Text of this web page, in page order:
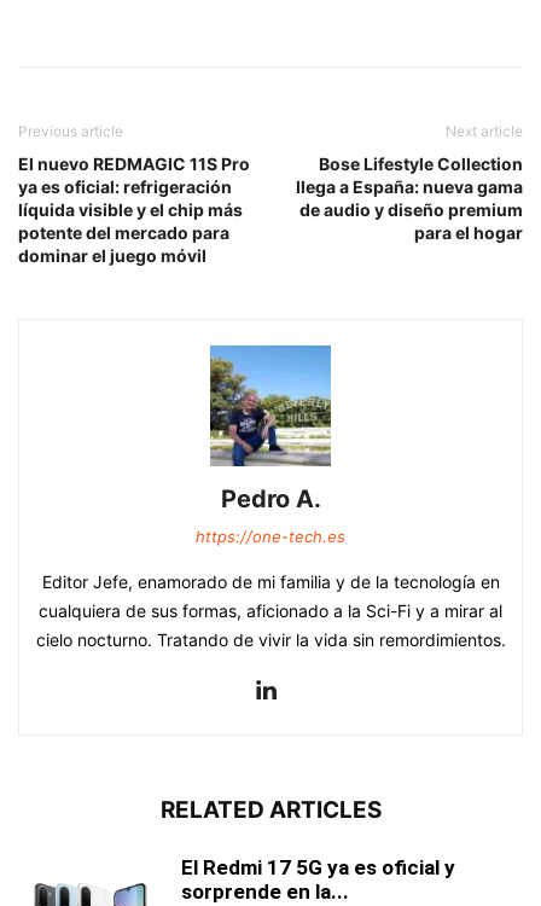
Previous article
El nuevo REDMAGIC 11S Pro
ya es oficial: refrigeración
líquida visible y el chip más
potente del mercado para
dominar el juego móvil
Next article
Bose Lifestyle Collection
llega a España: nueva gama
de audio y diseño premium
para el hogar
Pedro A.
https://one-tech.es
Editor Jefe, enamorado de mi familia y de la tecnología en
cualquiera de sus formas, aficionado a la Sci-Fi y a mirar al
cielo nocturno. Tratando de vivir la vida sin remordimientos.
RELATED ARTICLES
El Redmi 17 5G ya es oficial y
sorprende en la...